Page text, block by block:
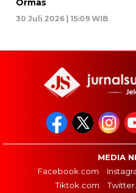
30 Juli 2026 | 15:09 WIB
MEDIA
Facebook.com
Tiktok.com